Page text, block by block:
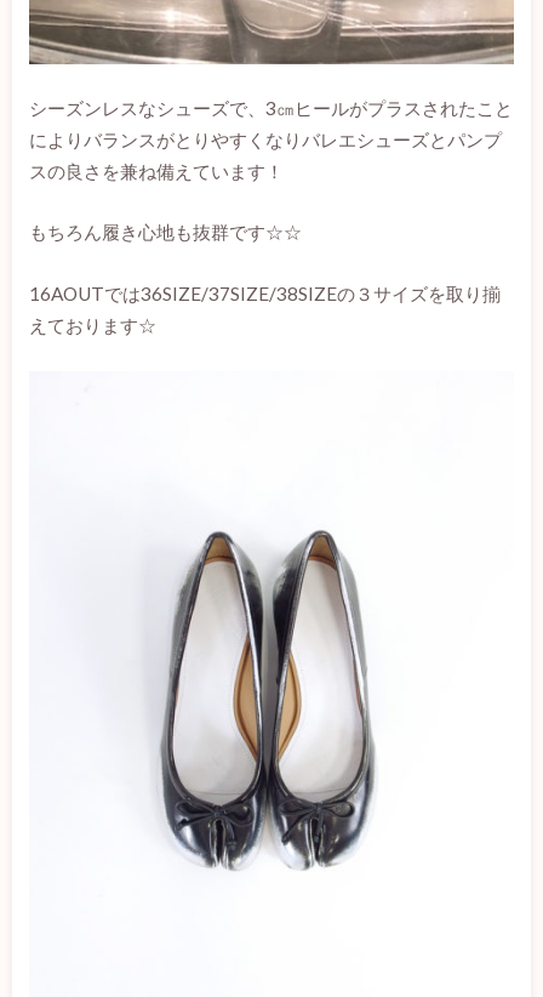
シーズンレスなシューズで、3㎝ヒールがプラスされたこと
によりバランスがとりやすくなりバレエシューズとパンプ
スの良さを兼ね備えています！
もちろん履き心地も抜群です☆☆
16AOUTでは36SIZE/37SIZE/38SIZEの３サイズを取り揃
えております☆